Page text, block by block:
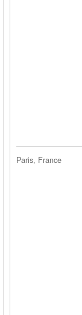
Paris, France